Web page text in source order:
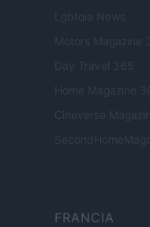
Lgbtqia News
Motors Magazine
Day Travel 365
Home Magazine
Cineverse
FRANCIA